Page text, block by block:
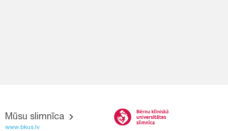
Mūsu slimnīca
www.bkus.lv